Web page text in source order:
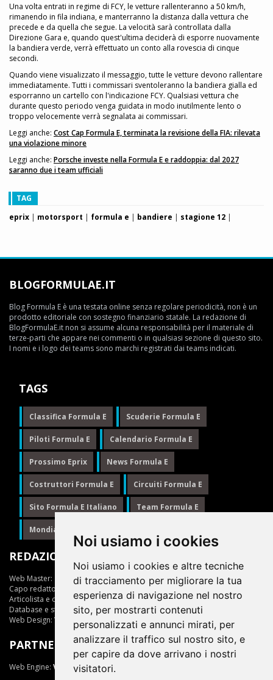
Noi usiamo i cookies
Noi usiamo i cookies e altre tecniche
di tracciamento per migliorare la tua
esperienza di navigazione nel nostro
sito, per mostrarti contenuti
personalizzati e annunci mirati, per
analizzare il traffico sul nostro sito, e
per capire da dove arrivano i nostri
visitatori.
Una volta entrati in regime di FCY, le vetture rallenteranno a 50 km/h,
rimanendo in fila indiana, e manterranno la distanza dalla vettura che
precede e da quella che segue. La velocità sarà controllata dalla
Direzione Gara e, quando quest'ultima deciderà di esporre nuovamente
la bandiera verde, verrà effettuato un conto alla rovescia di cinque
secondi.
Quando viene visualizzato il messaggio, tutte le vetture devono rallentare
immediatamente. Tutti i commissari sventoleranno la bandiera gialla ed
esporranno un cartello con l'indicazione FCY. Qualsiasi vettura che
durante questo periodo venga guidata in modo inutilmente lento o
troppo velocemente verrà segnalata ai commissari.
Leggi anche: Cost Cap Formula E, terminata la revisione della FIA: rilevata
una violazione minore
Leggi anche: Porsche investe nella Formula E e raddoppia: dal 2027
saranno due i team ufficiali
TAG
eprix | motorsport | formula e | bandiere | stagione 12 |
BLOGFORMULAE.IT
Blog Formula E è una testata online senza regolare periodicità, non è un
prodotto editoriale con sostegno finanziario statale. La redazione di
BlogFormulaE.it non si assume alcuna responsabilità per il materiale di
terze-parti che appare nei commenti o in qualsiasi sezione di questo sito.
I nomi e i logo dei teams sono marchi registrati dai teams indicati.
TAGS
Classifica Formula E Scuderie Formula E
Piloti Formula E Calendario Formula E
Prossimo Eprix News Formula E
Costruttori Formula E Circuiti Formula E
Sito Formula E Italiano Team Formula E
Mondiale Formula E
REDAZIONE
Web Master:
Ing.Daniele Muscarella
Capo redattore:
Articolista e opinionista:Giuseppe Cianci
Database e statistiche:Marcella Toschi
Web Design: Vittorio Arena
PARTNER
Web Engine: ViDa 3.0